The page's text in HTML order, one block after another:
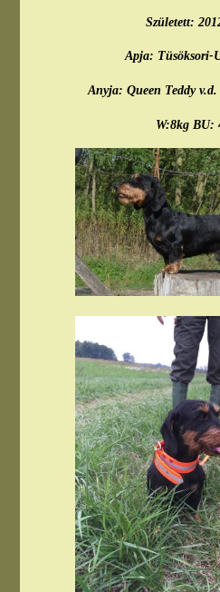
Született:
Apja: Tüsöksori-
Anyja: Queen Teddy v.d.
W:8kg BU: